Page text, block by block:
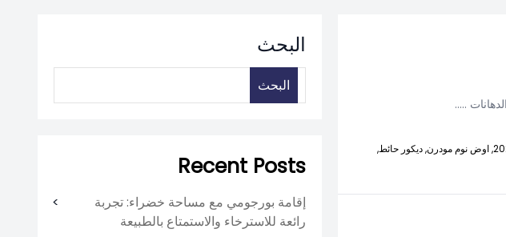
.....
اوض نوم مودرن,ديكور حائط,
البحث
البحث
Recent Posts
إقامة بورجومي مع مساحة خضراء: تجربة
رائعة للاسترخاء والاستمتاع بالطبيعة